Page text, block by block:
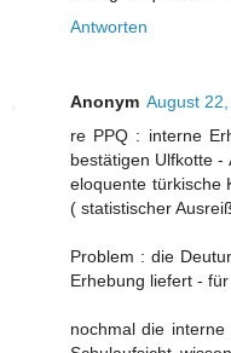
Antworten
Anonym August
re PPQ : interne
bestätigen Ulfkotte -
eloquente türkische
( statistischer
Problem : die
Erhebung liefert - für
nochmal die